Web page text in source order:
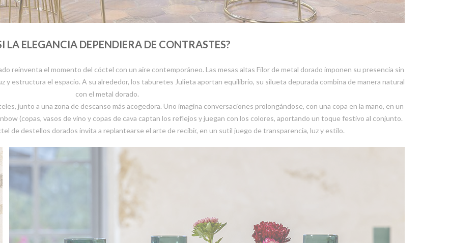
LA ELEGANCIA DEPENDIERA DE CONTRASTES?
reinventa el momento del cóctel con un aire contemporáneo. Las mesas altas Filor de metal dorado imponen su presencia sin
y estructura el espacio. A su alrededor, los taburetes Julieta aportan equilibrio, su silueta depurada combina de manera natural
con el metal dorado.
junto a una zona de descanso más acogedora. Uno imagina conversaciones prolongándose, con una copa en la mano, en un
(copas, vasos de vino y copas de cava captan los reflejos y juegan con los colores, aportando un toque festivo al conjunto.
de destellos dorados invita a replantearse el arte de recibir, en un sutil juego de transparencia, luz y estilo.